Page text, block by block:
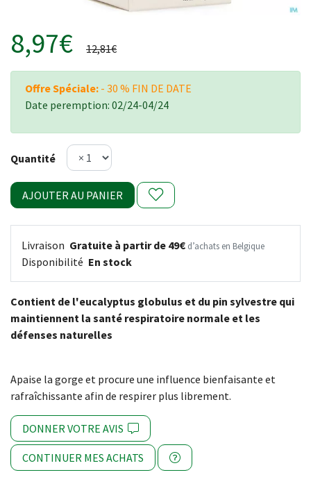
8,97€ 12,81€
Offre Spéciale: - 30 % FIN DE DATE
Date peremption: 02/24-04/24
Quantité
AJOUTER AU PANIER
Livraison Gratuite à partir de 49€ d’achats en Belgique
Disponibilité En stock
Contient de l'eucalyptus globulus et du pin sylvestre qui
maintiennent la santé respiratoire normale et les
défenses naturelles
Apaise la gorge et procure une influence bienfaisante et
rafraîchissante afin de respirer plus librement.
DONNER VOTRE AVIS
CONTINUER MES ACHATS